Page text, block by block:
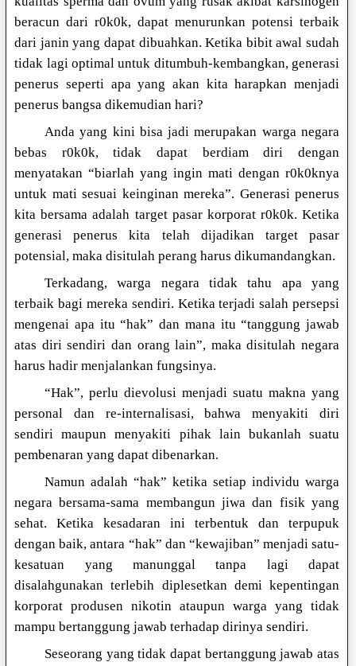
beracun dari r0k0k, dapat menurunkan potensi terbaik
dari janin yang dapat dibuahkan. Ketika bibit awal sudah
tidak lagi optimal untuk ditumbuh-kembangkan, generasi
penerus seperti apa yang akan kita harapkan menjadi
penerus bangsa dikemudian hari?
Anda yang kini bisa jadi merupakan warga negara
bebas r0k0k, tidak dapat berdiam diri dengan
menyatakan “biarlah yang ingin mati dengan r0k0knya
untuk mati sesuai keinginan mereka”. Generasi penerus
kita bersama adalah target pasar korporat r0k0k. Ketika
generasi penerus kita telah dijadikan target pasar
potensial, maka disitulah perang harus dikumandangkan.
Terkadang, warga negara tidak tahu apa yang
terbaik bagi mereka sendiri. Ketika terjadi salah persepsi
mengenai apa itu “hak” dan mana itu “tanggung jawab
atas diri sendiri dan orang lain”, maka disitulah negara
harus hadir menjalankan fungsinya.
“Hak”, perlu dievolusi menjadi suatu makna yang
personal dan re-internalisasi, bahwa menyakiti diri
sendiri maupun menyakiti pihak lain bukanlah suatu
pembenaran yang dapat dibenarkan.
Namun adalah “hak” ketika setiap individu warga
negara bersama-sama membangun jiwa dan fisik yang
sehat. Ketika kesadaran ini terbentuk dan terpupuk
dengan baik, antara “hak” dan “kewajiban” menjadi satu-
kesatuan yang manunggal tanpa lagi dapat
disalahgunakan terlebih diplesetkan demi kepentingan
korporat produsen nikotin ataupun warga yang tidak
mampu bertanggung jawab terhadap dirinya sendiri.
Seseorang yang tidak dapat bertanggung jawab atas